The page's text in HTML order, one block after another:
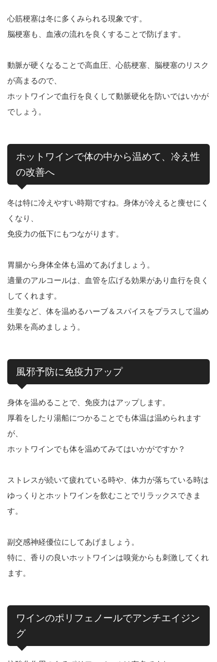
心筋梗塞は冬に多くみられる現象です。
脳梗塞も、血液の流れを良くすることで防げます。
動脈が硬くなることで高血圧、心筋梗塞、脳梗塞のリスク
が高まるので、
ホットワインで血行を良くして動脈硬化を防いではいかが
でしょう。
ホットワインで体の中から温めて、冷え性
の改善へ
冬は特に冷えやすい時期ですね。身体が冷えると痩せにく
くなり、
免疫力の低下にもつながります。
胃腸から身体全体も温めてあげましょう。
適量のアルコールは、血管を広げる効果があり血行を良く
してくれます。
生姜など、体を温めるハーブ＆スパイスをプラスして温め
効果を高めましょう。
風邪予防に免疫力アップ
身体を温めることで、免疫力はアップします。
厚着をしたり湯船につかることでも体温は温められます
が、
ホットワインでも体を温めてみてはいかがですか？
ストレスが続いて疲れている時や、体力が落ちている時は
ゆっくりとホットワインを飲むことでリラックスできま
す。
副交感神経優位にしてあげましょう。
特に、香りの良いホットワインは嗅覚からも刺激してくれ
ます。
ワインのポリフェノールでアンチエイジン
グ